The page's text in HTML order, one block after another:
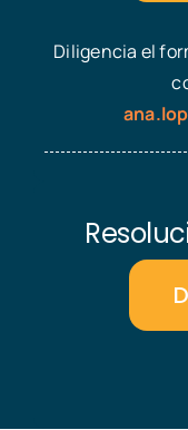
Diligencia el